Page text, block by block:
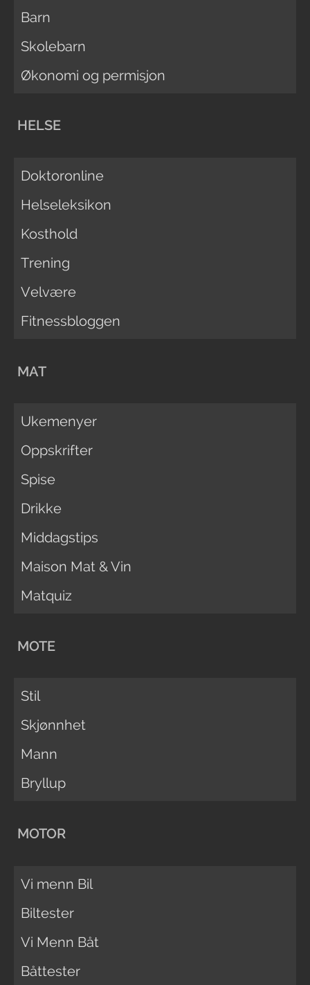
Barn
Skolebarn
Økonomi og permisjon
HELSE
Doktoronline
Helseleksikon
Kosthold
Trening
Velvære
Fitnessbloggen
MAT
Ukemenyer
Oppskrifter
Spise
Drikke
Middagstips
Maison Mat & Vin
Matquiz
MOTE
Stil
Skjønnhet
Mann
Bryllup
MOTOR
Vi menn Bil
Biltester
Vi Menn Båt
Båttester